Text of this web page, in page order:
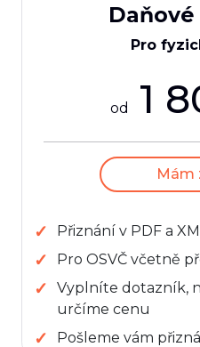
Pro
od 1
Mám
Přiznání v PDF a
Pro OSVČ včetně
Vyplníte dotazník,
určíme cenu
Pošleme vám